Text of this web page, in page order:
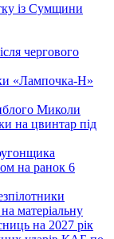
із Сумщини
чергового
«Лампочка-Н»
Миколи
на цвинтар під
на ранок 6
матеріальну
на 2027 рік